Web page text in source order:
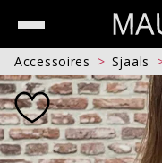
Accessoires Sjaals